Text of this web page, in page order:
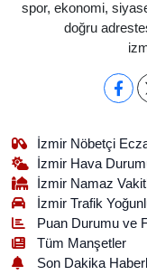
spor, ekonomi,
doğru
İzmir Nöbetçi
İzmir Hava
İzmir Namaz
İzmir Trafik
Puan Durumu ve
Tüm Manşetler
Son Dakika